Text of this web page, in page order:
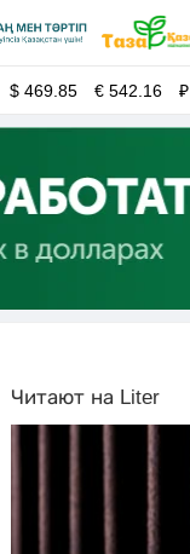
$469.85 €542.16 ₽
Читают на Liter